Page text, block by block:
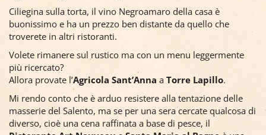
Ciliegina sulla torta, il vino Negroamaro della casa è
buonissimo e ha un prezzo ben distante da quello che
troverete in altri ristoranti.
Volete rimanere sul rustico ma con un menu leggermente
più ricercato?
Allora provate l’Agricola Sant’Anna a Torre Lapillo.
Mi rendo conto che è arduo resistere alla tentazione delle
masserie del Salento, ma se per una sera cercate qualcosa di
diverso, cioè una cena raffinata a base di pesce, il